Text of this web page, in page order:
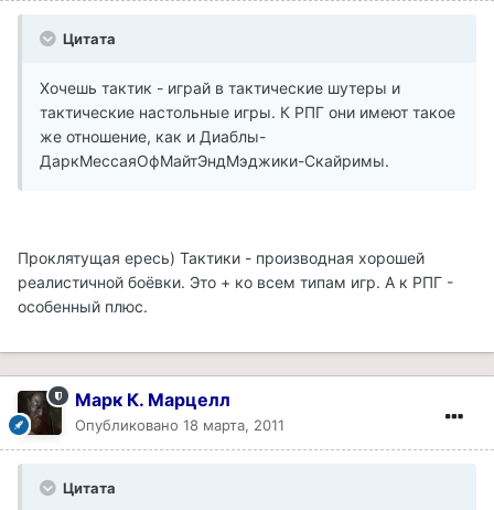
Цитата
Хочешь тактик - играй в тактические шутеры и
тактические настольные игры. К РПГ они имеют такое
же отношение, как и Диаблы-
ДаркМессаяОфМайтЭндМэджики-Скайримы.
Проклятущая ересь) Тактики - производная хорошей
реалистичной боёвки. Это + ко всем типам игр. А к РПГ -
особенный плюс.
Марк К. Марцелл
Опубликовано 18 марта, 2011
Цитата